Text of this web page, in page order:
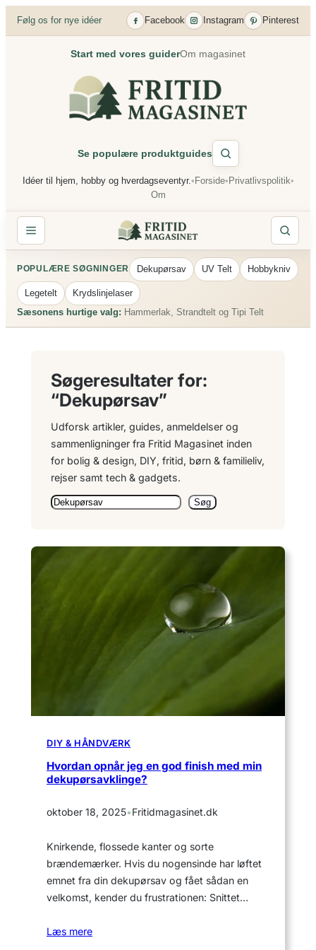
Spring
til
Følg os for nye idéer Facebook Instagram Pinterest
Start med vores guiderOm magasinet
Se populære produktguides
Idéer til hjem, hobby og hverdagseventyr. • Forside• Privatlivspolitik•
Om
POPULÆRE SØGNINGER Dekupørsav UV Telt Hobbykniv
Legetelt
Krydslinjelaser
Sæsonens hurtige valg: Hammerlak, Strandtelt og Tipi Telt
Søgeresultater for:
“Dekupørsav”
Udforsk artikler, guides, anmeldelser og
sammenligninger fra Fritid Magasinet inden
for bolig & design, DIY, fritid, børn & familieliv,
rejser samt tech & gadgets.
Søg
Søg
DIY & HÅNDVÆRK
Hvordan opnår jeg en god finish med min
dekupørsavklinge?
oktober 18, 2025•Fritidmagasinet.dk
Knirkende, flossede kanter og sorte
brændemærker. Hvis du nogensinde har løftet
emnet fra din dekupørsav og fået sådan en
velkomst, kender du frustrationen: Snittet…
Læs mere